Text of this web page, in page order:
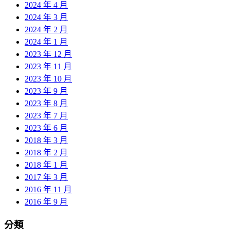
2024 年 4 月
2024 年 3 月
2024 年 2 月
2024 年 1 月
2023 年 12 月
2023 年 11 月
2023 年 10 月
2023 年 9 月
2023 年 8 月
2023 年 7 月
2023 年 6 月
2018 年 3 月
2018 年 2 月
2018 年 1 月
2017 年 3 月
2016 年 11 月
2016 年 9 月
分類